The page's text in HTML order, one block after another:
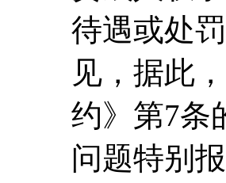
待遇或处
见，据此
约》第7条
问题特别